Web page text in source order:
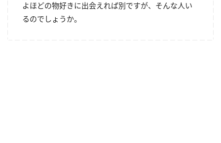
よほどの物好きに出会えれば別ですが、そんな人い
るのでしょうか。